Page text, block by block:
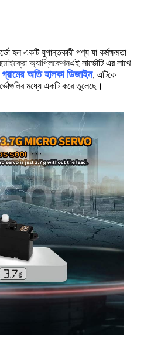
হল একটি যুগান্তকারী পণ্য যা কর্মক্ষমতা
মাইক্রো অ্যাপ্লিকেশনএই সার্ভোটি এর সাথে
অতি হালকা ডিজাইন, এটিকে
মধ্যে একটি করে তুলেছে।